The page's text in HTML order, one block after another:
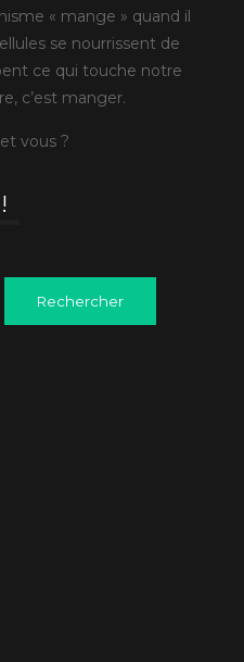
« mange » quand il
se nourrissent de
ce qui touche notre
c’est manger.
vous ?